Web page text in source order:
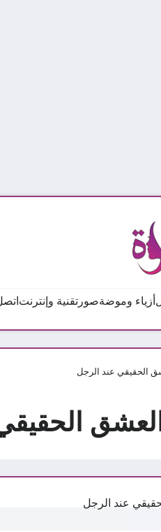
أزياء وموضةصور تقنية وإنترنت
الحقيقي عند الرجل